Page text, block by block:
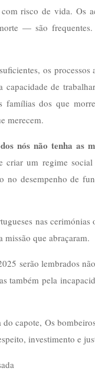
risco de vida. Os
— são
os processos
de
dos que
merecem.
nós não tenha as
criar um regime
desempenho de
nas
missão que abraçaram.
serão lembrados
também pela
do capote, Os
investimento e